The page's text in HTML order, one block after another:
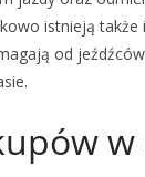
istnieją
od